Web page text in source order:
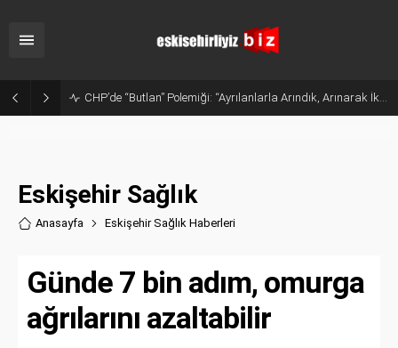
Sanayide Altyapı ve Temizlik Tepkisi: Gürhan Albayrak Küçük Sanayi Esnafını Ziyaret Etti
Eskişehir Sağlık
Anasayfa Eskişehir Sağlık Haberleri
Günde 7 bin adım, omurga
ağrılarını azaltabilir